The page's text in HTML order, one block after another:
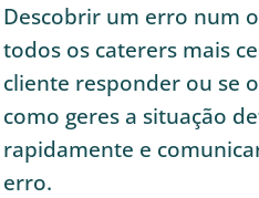
Descobrir um erro num
todos os caterers mais
cliente responder ou se
como geres a situação
rapidamente e
erro.